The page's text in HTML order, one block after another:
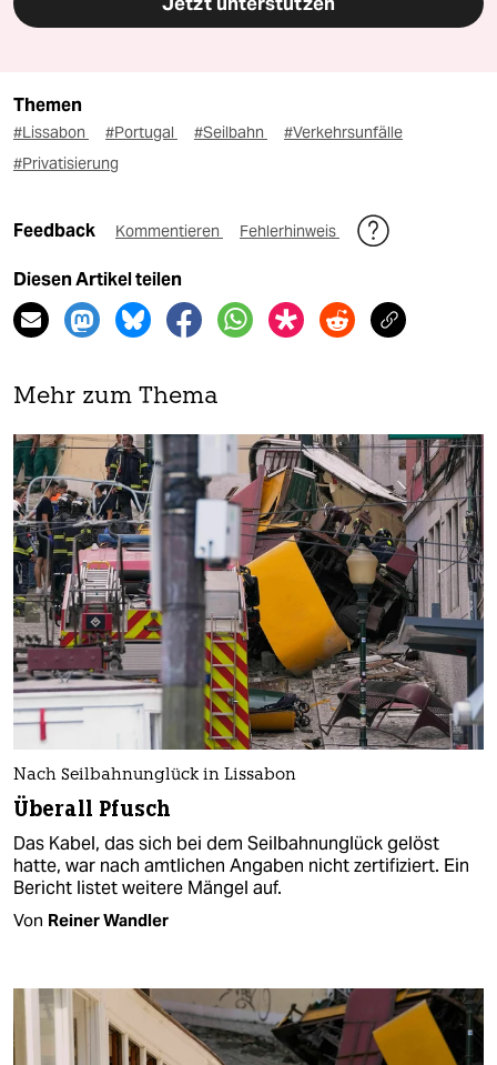
Themen
#Lissabon #Portugal #Seilbahn
#Verkehrsunfälle
#Privatisierung
Feedback Kommentieren Fehlerhinweis
Diesen Artikel teilen
Mehr zum Thema
Nach Seilbahnunglück in Lissabon
Überall Pfusch
Das Kabel, das sich bei dem Seilbahnunglück gelöst
hatte, war nach amtlichen Angaben nicht zertifiziert. Ein
Bericht listet weitere Mängel auf.
Von Reiner Wandler